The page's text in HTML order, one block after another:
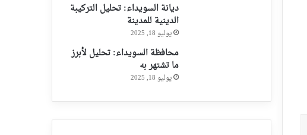
ديانة السويداء: تحليل التركيبة
الدينية للمدينة
يوليو 18, 2025
محافظة السويداء: تحليل لأبرز
ما تشتهر به
يوليو 18, 2025